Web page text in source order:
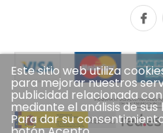
Este sitio web utiliza
para mejorar nuestros
publicidad relacionada
mediante el análisis de
Para dar su